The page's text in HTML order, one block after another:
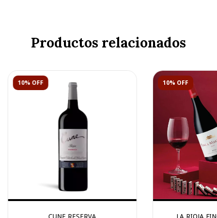
Productos relacionados
10% OFF
CUNE RESERVA
10% OFF
LA RIOJA